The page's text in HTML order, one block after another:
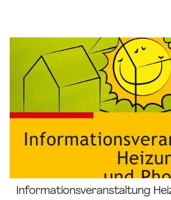
Informationsveranstaltung